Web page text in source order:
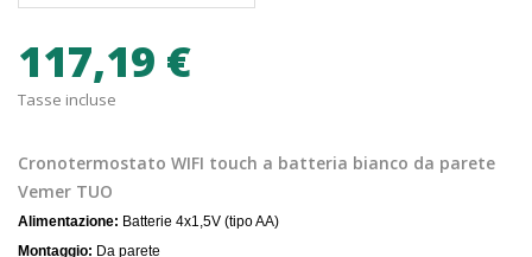
117,19 €
Tasse incluse
Cronotermostato WIFI touch a batteria bianco da parete
Vemer TUO
Alimentazione: Batterie 4x1,5V (tipo AA)
Montaggio: Da parete